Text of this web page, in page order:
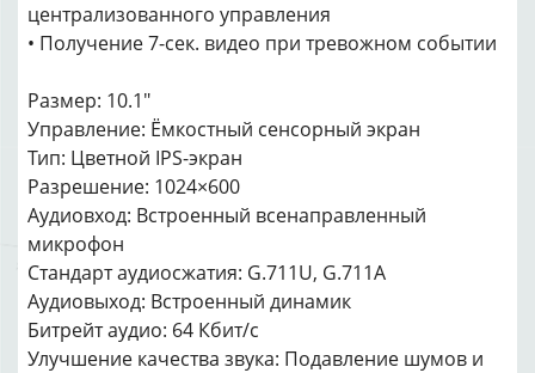
централизованного управления
• Получение 7-сек. видео при тревожном событии
Размер: 10.1″
Управление: Ёмкостный сенсорный экран
Тип: Цветной IPS-экран
Разрешение: 1024×600
Аудиовход: Встроенный всенаправленный
микрофон
Стандарт аудиосжатия: G.711U, G.711A
Аудиовыход: Встроенный динамик
Битрейт аудио: 64 Кбит/с
Улучшение качества звука: Подавление шумов и